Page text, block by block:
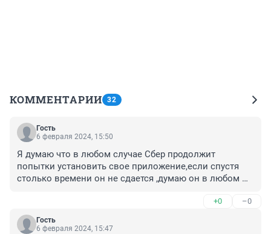
КОММЕНТАРИИ 32
Гость
6 февраля 2024, 15:50
Я думаю что в любом случае Сбер продолжит
попытки установить свое приложение,если спустя
столько времени он не сдается ,думаю он в любом
+0 –0
Гость
6 февраля 2024, 15:47